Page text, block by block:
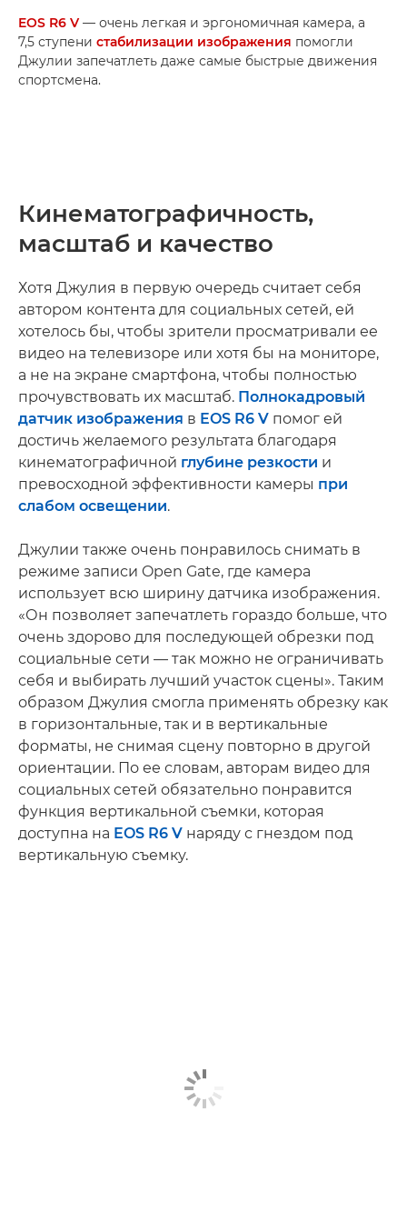
EOS R6 V — очень легкая и эргономичная камера, а
7,5 ступени стабилизации изображения помогли
Джулии запечатлеть даже самые быстрые движения
спортсмена.
Кинематографичность,
масштаб и качество
Хотя Джулия в первую очередь считает себя
автором контента для социальных сетей, ей
хотелось бы, чтобы зрители просматривали ее
видео на телевизоре или хотя бы на мониторе,
а не на экране смартфона, чтобы полностью
прочувствовать их масштаб. Полнокадровый
датчик изображения в EOS R6 V помог ей
достичь желаемого результата благодаря
кинематографичной глубине резкости и
превосходной эффективности камеры при
слабом освещении.
Джулии также очень понравилось снимать в
режиме записи Open Gate, где камера
использует всю ширину датчика изображения.
«Он позволяет запечатлеть гораздо больше, что
очень здорово для последующей обрезки под
социальные сети — так можно не ограничивать
себя и выбирать лучший участок сцены». Таким
образом Джулия смогла применять обрезку как
в горизонтальные, так и в вертикальные
форматы, не снимая сцену повторно в другой
ориентации. По ее словам, авторам видео для
социальных сетей обязательно понравится
функция вертикальной съемки, которая
доступна на EOS R6 V наряду с гнездом под
вертикальную съемку.